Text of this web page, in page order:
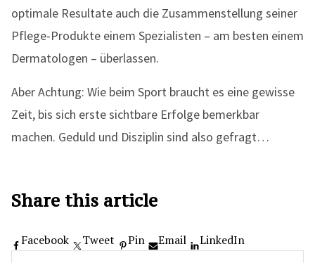
optimale Resultate auch die Zusammenstellung seiner
Pflege-Produkte einem Spezialisten – am besten einem
Dermatologen – überlassen.
Aber Achtung: Wie beim Sport braucht es eine gewisse
Zeit, bis sich erste sichtbare Erfolge bemerkbar
machen. Geduld und Disziplin sind also gefragt…
Share this article
Facebook Tweet Pin Email LinkedIn